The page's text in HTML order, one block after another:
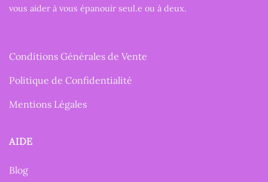
vous aider à vous épanouir seul.e ou à deux.
Conditions Générales de Vente
Politique de Confidentialité
Mentions Légales
AIDE
Blog